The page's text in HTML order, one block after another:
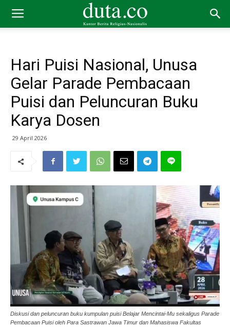
Hari Puisi Nasional, Unusa
Gelar Parade Pembacaan
Puisi dan Peluncuran Buku
Karya Dosen
29 April 2026
Diskusi dan peluncuran buku kumpulan puisi Belajar Mencintai-Mu sekaligus Parade
Pembacaan Puisi oleh Para Sastrawan Jawa Timur dan Mahasiswa Fakultas